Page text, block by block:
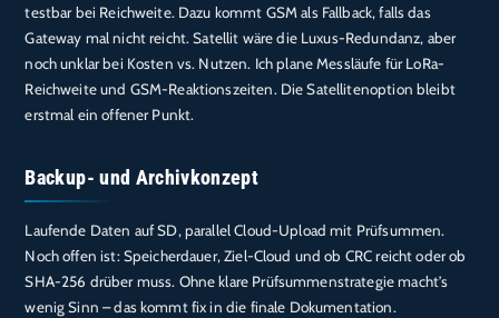
testbar bei Reichweite. Dazu kommt GSM als Fallback, falls das
Gateway mal nicht reicht. Satellit wäre die Luxus-Redundanz, aber
noch unklar bei Kosten vs. Nutzen. Ich plane Messläufe für LoRa-
Reichweite und GSM-Reaktionszeiten. Die Satellitenoption bleibt
erstmal ein offener Punkt.
Backup- und Archivkonzept
Laufende Daten auf SD, parallel Cloud-Upload mit Prüfsummen.
Noch offen ist: Speicherdauer, Ziel-Cloud und ob CRC reicht oder ob
SHA-256 drüber muss. Ohne klare Prüfsummenstrategie macht’s
wenig Sinn – das kommt fix in die finale Dokumentation.